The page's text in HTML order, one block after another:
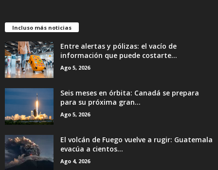
Incluso más noticias
Entre alertas y pólizas: el vacío de
información que puede costarte...
Ago 5, 2026
Seis meses en órbita: Canadá se prepara
para su próxima gran...
Ago 5, 2026
El volcán de Fuego vuelve a rugir: Guatemala
evacúa a cientos...
Ago 4, 2026